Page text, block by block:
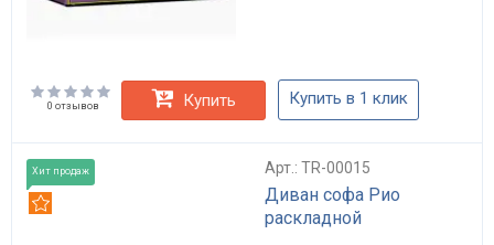
0 отзывов Купить Купить в 1 клик
Хит продаж Арт.: TR-00015
Диван софа Рио
раскладной